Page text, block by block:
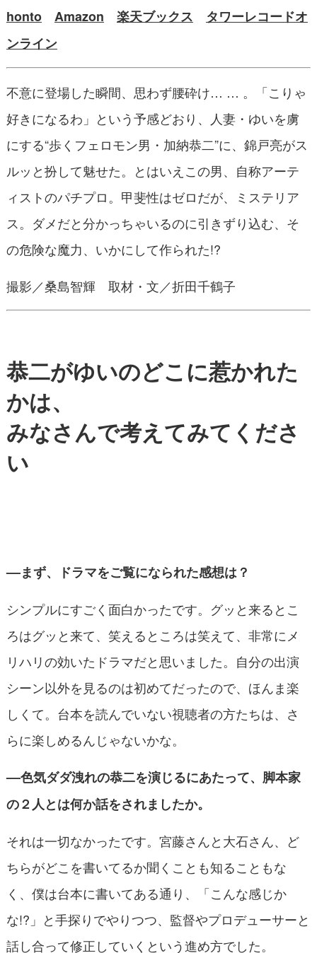
honto
Amazon 楽天ブックス
タワーレコードオ
ンライン
不意に登場した瞬間、思わず腰砕け… … 。「こりゃ
好きになるわ」という予感どおり、人妻・ゆいを虜
にする“歩くフェロモン男・加納恭二”に、錦戸亮がス
ルッと扮して魅せた。とはいえこの男、自称アーテ
ィストのパチプロ。甲斐性はゼロだが、ミステリア
ス。ダメだと分かっちゃいるのに引きずり込む、そ
の危険な魔力、いかにして作られた!?
撮影／桑島智輝 取材・文／折田千鶴子
恭二がゆいのどこに惹かれた
かは、
みなさんで考えてみてくださ
い
––まず、ドラマをご覧になられた感想は？
シンプルにすごく面白かったです。グッと来るとこ
ろはグッと来て、笑えるところは笑えて、非常にメ
リハリの効いたドラマだと思いました。自分の出演
シーン以外を見るのは初めてだったので、ほんま楽
しくて。台本を読んでいない視聴者の方たちは、さ
らに楽しめるんじゃないかな。
––色気ダダ洩れの恭二を演じるにあたって、脚本家
の２人とは何か話をされましたか。
それは一切なかったです。宮藤さんと大石さん、ど
ちらがどこを書いてるか聞くことも知ることもな
く、僕は台本に書いてある通り、「こんな感じか
な!?」と手探りでやりつつ、監督やプロデューサーと
話し合って修正していくという進め方でした。